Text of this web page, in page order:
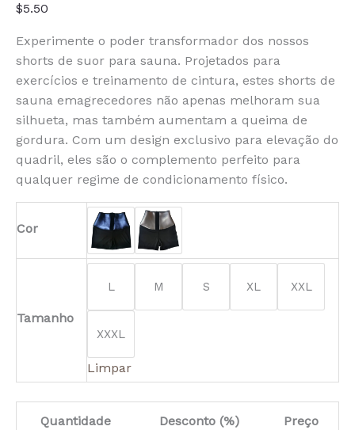
$5.50
Experimente o poder transformador dos nossos
shorts de suor para sauna. Projetados para
exercícios e treinamento de cintura, estes shorts de
sauna emagrecedores não apenas melhoram sua
silhueta, mas também aumentam a queima de
gordura. Com um design exclusivo para elevação do
quadril, eles são o complemento perfeito para
qualquer regime de condicionamento físico.
Cor
Tamanho
L M S XL XXL
XXXL
Limpar
Quantidade Desconto (%) Preço